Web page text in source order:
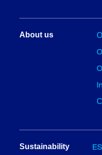
About us
Sustainability